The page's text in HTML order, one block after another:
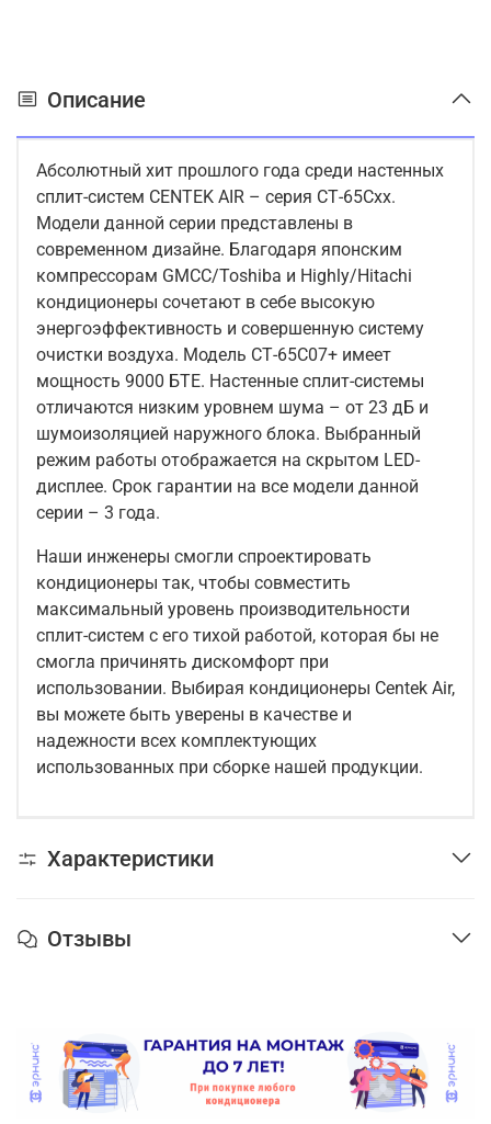
Описание
Абсолютный хит прошлого года среди настенных
сплит-систем CENTEK AIR – серия СТ-65Схх.
Модели данной серии представлены в
современном дизайне. Благодаря японским
компрессорам GMCC/Toshiba и Highly/Hitachi
кондиционеры сочетают в себе высокую
энергоэффективность и совершенную систему
очистки воздуха. Модель СТ-65С07+ имеет
мощность 9000 БТЕ. Настенные сплит-системы
отличаются низким уровнем шума – от 23 дБ и
шумоизоляцией наружного блока. Выбранный
режим работы отображается на скрытом LED-
дисплее. Срок гарантии на все модели данной
серии – 3 года.
Наши инженеры смогли спроектировать
кондиционеры так, чтобы совместить
максимальный уровень производительности
сплит-систем с его тихой работой, которая бы не
смогла причинять дискомфорт при
использовании. Выбирая кондиционеры Centek Air,
вы можете быть уверены в качестве и
надежности всех комплектующих
использованных при сборке нашей продукции.
Характеристики
Отзывы